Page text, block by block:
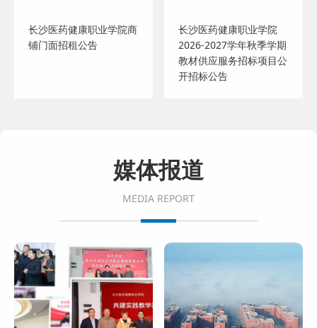
长沙医药健康职业学院商
铺门面招租公告
长沙医药健康职业学院
2026-2027学年秋季学期
教材供应服务招标项目公
开招标公告
媒体报道
MEDIA REPORT